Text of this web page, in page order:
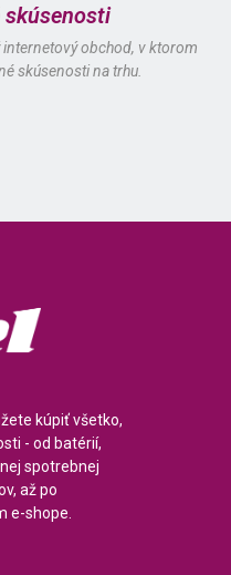
skúsenosti
internetový obchod, v ktorom
skúsenosti na trhu.
kúpiť všetko,
- od batérií,
spotrebnej
až po
e-shope.